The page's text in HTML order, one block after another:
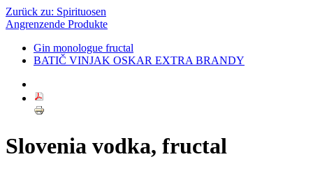
Zurück zu: Spirituosen
Angrenzende Produkte
Gin monologue fructal
BATIČ VINJAK OSKAR EXTRA BRANDY
Slovenia vodka, fructal